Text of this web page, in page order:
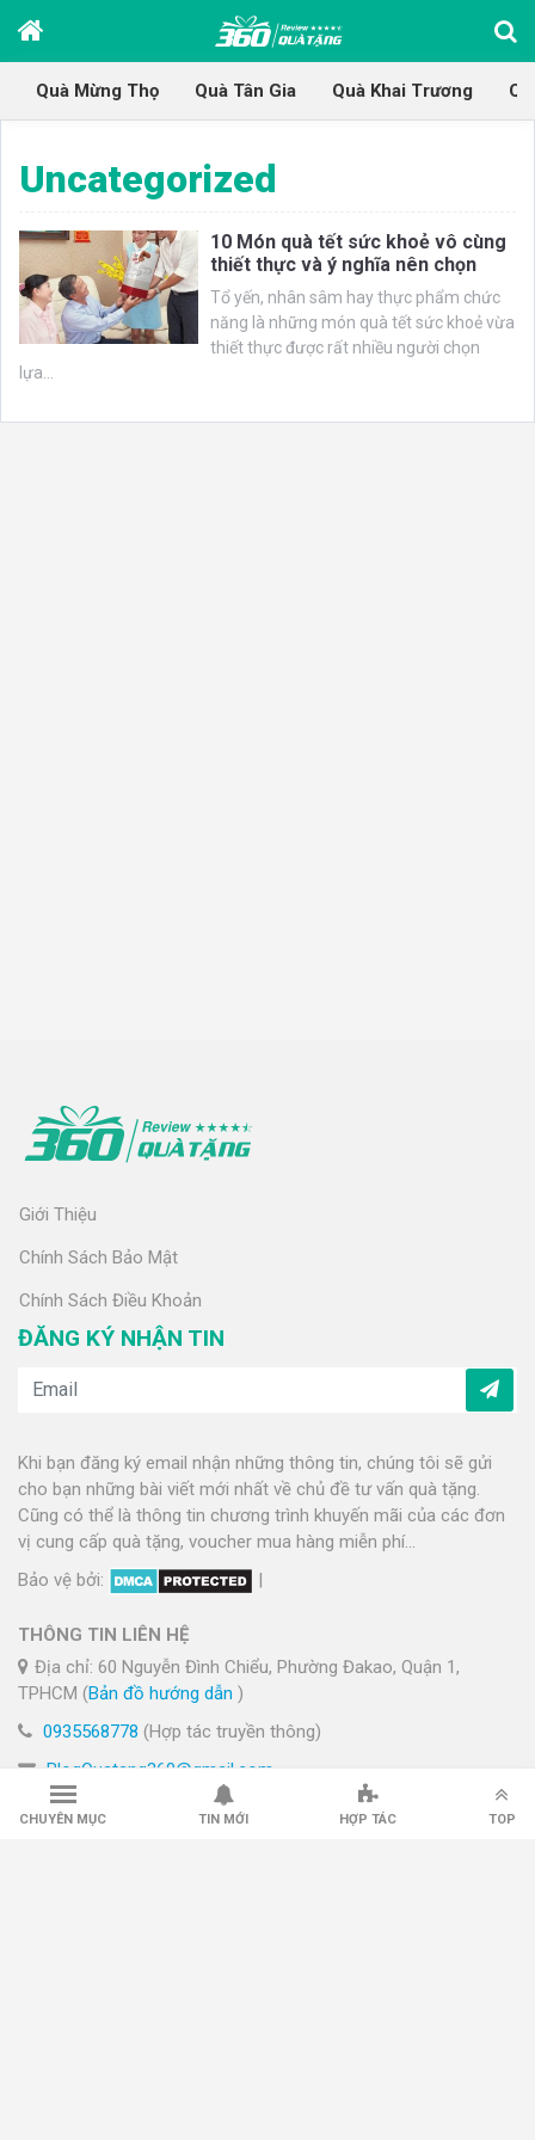
Quà Mừng Thọ Quà Tân Gia Quà Khai Trương
Uncategorized
10 Món quà tết sức khoẻ vô cùng
thiết thực và ý nghĩa nên chọn
Tổ yến, nhân sâm hay thực phẩm chức
năng là những món quà tết sức khoẻ vừa
thiết thực được rất nhiều người chọn
lựa...
Giới Thiệu
Chính Sách Bảo Mật
Chính Sách Điều Khoản
ĐĂNG KÝ NHẬN TIN
Khi bạn đăng ký email nhận những thông tin, chúng tôi sẽ gửi
cho bạn những bài viết mới nhất về chủ đề tư vấn quà tặng.
Cũng có thể là thông tin chương trình khuyến mãi của các đơn
vị cung cấp quà tặng, voucher mua hàng miễn phí...
Bảo vệ bởi:
|
THÔNG TIN LIÊN HỆ
Địa chỉ: 60 Nguyễn Đình Chiểu, Phường Đakao, Quận 1,
TPHCM (Bản đồ hướng dẫn )
0935568778 (Hợp tác truyền thông)
BlogQuatang360@gmail.com
LIÊN KẾT MẠNG XÃ HỘI
CHUYÊN MỤC TIN MỚI HỢP TÁC TOP